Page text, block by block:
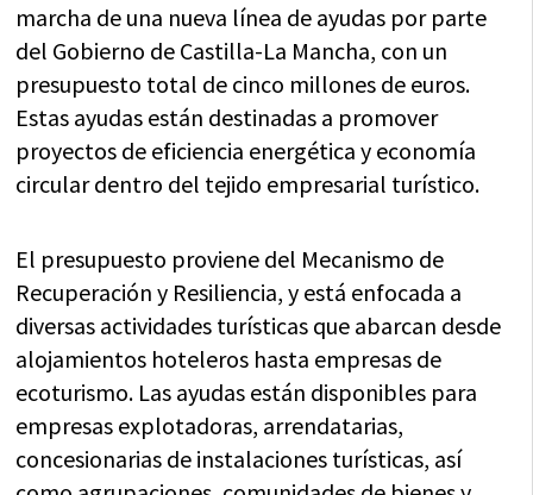
marcha de una nueva línea de ayudas por parte
del Gobierno de Castilla-La Mancha, con un
presupuesto total de cinco millones de euros.
Estas ayudas están destinadas a promover
proyectos de eficiencia energética y economía
circular dentro del tejido empresarial turístico.
El presupuesto proviene del Mecanismo de
Recuperación y Resiliencia, y está enfocada a
diversas actividades turísticas que abarcan desde
alojamientos hoteleros hasta empresas de
ecoturismo. Las ayudas están disponibles para
empresas explotadoras, arrendatarias,
concesionarias de instalaciones turísticas, así